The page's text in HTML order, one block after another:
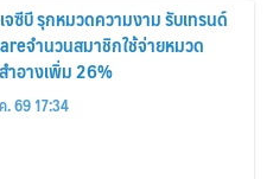
จซีบี รุกหมวดความงาม รับเทรนด์
จำนวนสมาชิกใช้จ่ายหมวด
ำอางเพิ่ม 26%
. 69 17:34